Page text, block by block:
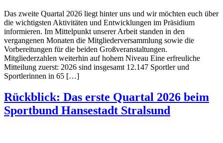
Das zweite Quartal 2026 liegt hinter uns und wir möchten euch über
die wichtigsten Aktivitäten und Entwicklungen im Präsidium
informieren. Im Mittelpunkt unserer Arbeit standen in den
vergangenen Monaten die Mitgliederversammlung sowie die
Vorbereitungen für die beiden Großveranstaltungen.
Mitgliederzahlen weiterhin auf hohem Niveau Eine erfreuliche
Mitteilung zuerst: 2026 sind insgesamt 12.147 Sportler und
Sportlerinnen in 65 […]
Rückblick: Das erste Quartal 2026 beim
Sportbund Hansestadt Stralsund